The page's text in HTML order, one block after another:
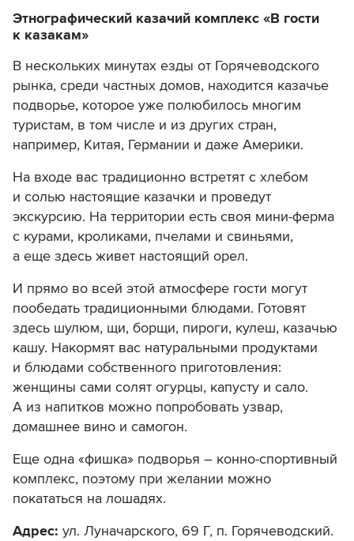
Этнографический казачий комплекс «В гости
к казакам»
В нескольких минутах езды от Горячеводского
рынка, среди частных домов, находится казачье
подворье, которое уже полюбилось многим
туристам, в том числе и из других стран,
например, Китая, Германии и даже Америки.
На входе вас традиционно встретят с хлебом
и солью настоящие казачки и проведут
экскурсию. На территории есть своя мини-ферма
с курами, кроликами, пчелами и свиньями,
а еще здесь живет настоящий орел.
И прямо во всей этой атмосфере гости могут
пообедать традиционными блюдами. Готовят
здесь шулюм, щи, борщи, пироги, кулеш, казачью
кашу. Накормят вас натуральными продуктами
и блюдами собственного приготовления:
женщины сами солят огурцы, капусту и сало.
А из напитков можно попробовать узвар,
домашнее вино и самогон.
Еще одна «фишка» подворья – конно-спортивный
комплекс, поэтому при желании можно
покататься на лошадях.
Адрес: ул. Луначарского, 69 Г, п. Горячеводский.